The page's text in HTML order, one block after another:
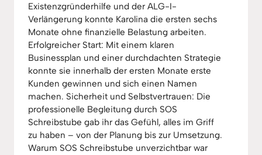
Existenzgründerhilfe und der ALG-I-
Verlängerung konnte Karolina die ersten sechs
Monate ohne finanzielle Belastung arbeiten.
Erfolgreicher Start: Mit einem klaren
Businessplan und einer durchdachten Strategie
konnte sie innerhalb der ersten Monate erste
Kunden gewinnen und sich einen Namen
machen. Sicherheit und Selbstvertrauen: Die
professionelle Begleitung durch SOS
Schreibstube gab ihr das Gefühl, alles im Griff
zu haben – von der Planung bis zur Umsetzung.
Warum SOS Schreibstube unverzichtbar war